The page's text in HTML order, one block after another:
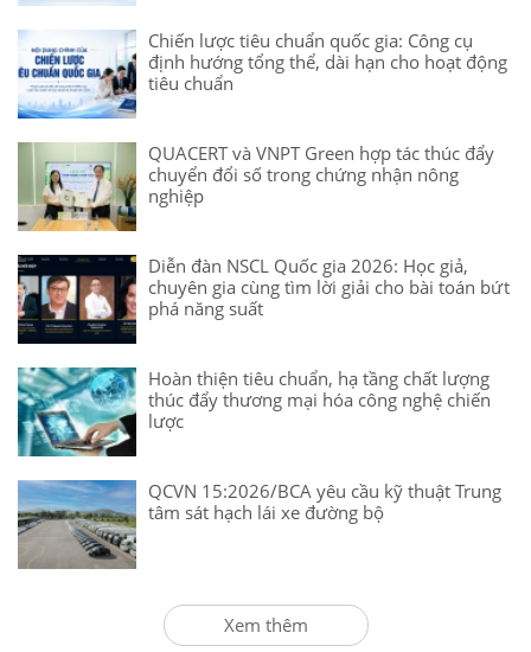
Chiến lược tiêu chuẩn quốc gia: Công cụ
định hướng tổng thể, dài hạn cho hoạt động
tiêu chuẩn
QUACERT và VNPT Green hợp tác thúc đẩy
chuyển đổi số trong chứng nhận nông
nghiệp
Diễn đàn NSCL Quốc gia 2026: Học giả,
chuyên gia cùng tìm lời giải cho bài toán bứt
phá năng suất
Hoàn thiện tiêu chuẩn, hạ tầng chất lượng
thúc đẩy thương mại hóa công nghệ chiến
lược
QCVN 15:2026/BCA yêu cầu kỹ thuật Trung
tâm sát hạch lái xe đường bộ
Xem thêm